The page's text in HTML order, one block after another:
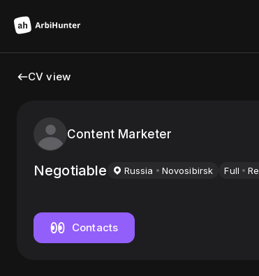
CV view
Content Marketer
Negotiable Russia Novosibirsk Full
Contacts